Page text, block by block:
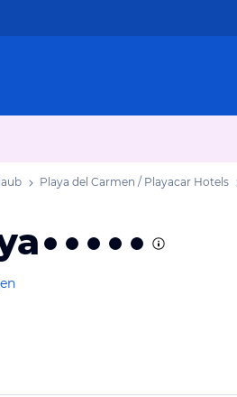
Playa del Carmen / Playacar Hotels